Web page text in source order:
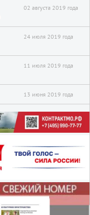
02 августа 2019 года
24 июля 2019 года
11 июля 2019 года
13 июня 2019 года